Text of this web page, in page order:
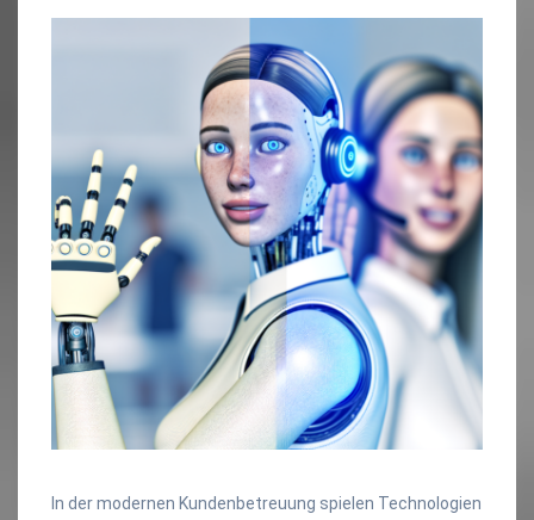
In der modernen Kundenbetreuung spielen Technologien